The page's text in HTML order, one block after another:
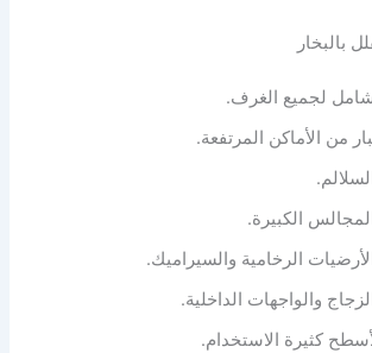
بالبخار
لجميع الغرف.
من الأماكن المرتفعة.
الكبيرة.
الرخامية والسيراميك.
والواجهات الداخلية.
كثيرة الاستخدام.